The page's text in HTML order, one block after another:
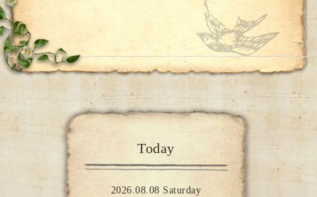
Today
2026.08.08 Saturday